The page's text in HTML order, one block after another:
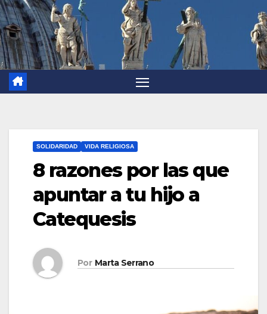
SOLIDARIDAD VIDA RELIGIOSA
8 razones por las que
apuntar a tu hijo a
Catequesis
Por Marta Serrano